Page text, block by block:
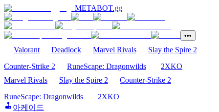
METABOT.gg
•••
Valorant Deadlock Marvel Rivals
Slay the Spire 2
Counter-Strike 2
RuneScape: Dragonwilds
2XKO
Marvel Rivals
Slay the Spire 2
Counter-Strike 2
RuneScape: Dragonwilds
2XKO
아케이드